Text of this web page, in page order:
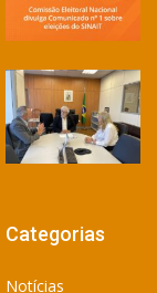
Categorias
Notícias